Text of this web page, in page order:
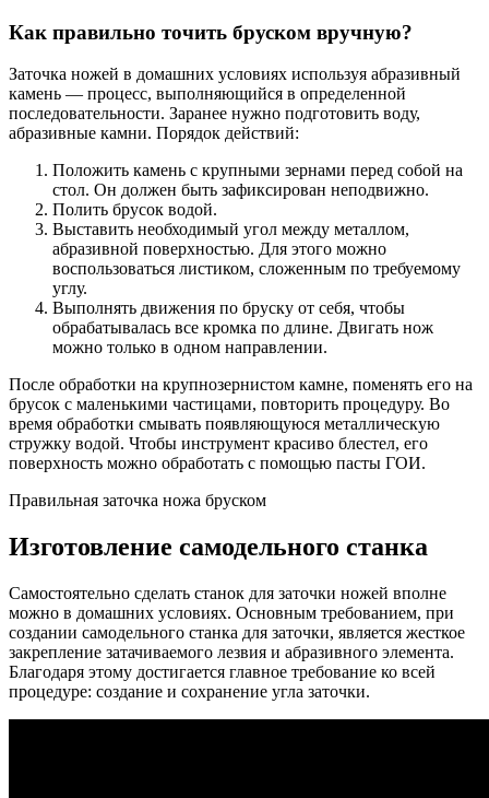
Как правильно точить бруском вручную?
Заточка ножей в домашних условиях используя абразивный
камень — процесс, выполняющийся в определенной
последовательности. Заранее нужно подготовить воду,
абразивные камни. Порядок действий:
Положить камень с крупными зернами перед собой на
стол. Он должен быть зафиксирован неподвижно.
Полить брусок водой.
Выставить необходимый угол между металлом,
абразивной поверхностью. Для этого можно
воспользоваться листиком, сложенным по требуемому
углу.
Выполнять движения по бруску от себя, чтобы
обрабатывалась все кромка по длине. Двигать нож
можно только в одном направлении.
После обработки на крупнозернистом камне, поменять его на
брусок с маленькими частицами, повторить процедуру. Во
время обработки смывать появляющуюся металлическую
стружку водой. Чтобы инструмент красиво блестел, его
поверхность можно обработать с помощью пасты ГОИ.
Правильная заточка ножа бруском
Изготовление самодельного станка
Самостоятельно сделать станок для заточки ножей вполне
можно в домашних условиях. Основным требованием, при
создании самодельного станка для заточки, является жесткое
закрепление затачиваемого лезвия и абразивного элемента.
Благодаря этому достигается главное требование ко всей
процедуре: создание и сохранение угла заточки.